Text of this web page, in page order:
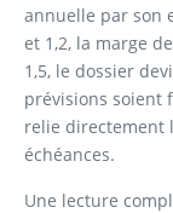
annuelle par son
et 1,2, la marge
1,5, le dossier
prévisions soient
relie directement
échéances.
Une lecture